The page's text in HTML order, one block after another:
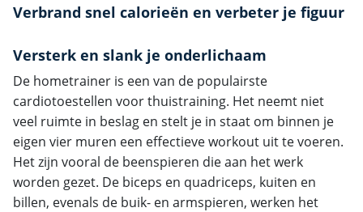
Verbrand snel calorieën en verbeter je figuur
Versterk en slank je onderlichaam
De hometrainer is een van de populairste
cardiotoestellen voor thuistraining. Het neemt niet
veel ruimte in beslag en stelt je in staat om binnen je
eigen vier muren een effectieve workout uit te voeren.
Het zijn vooral de beenspieren die aan het werk
worden gezet. De biceps en quadriceps, kuiten en
billen, evenals de buik- en armspieren, werken het